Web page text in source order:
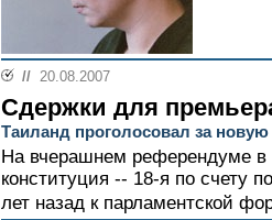
// 20.08.2007
Сдержки для
Таиланд проголосовал за
На вчерашнем референдуме в
конституция -- 18-я по счету
лет назад к парламентской